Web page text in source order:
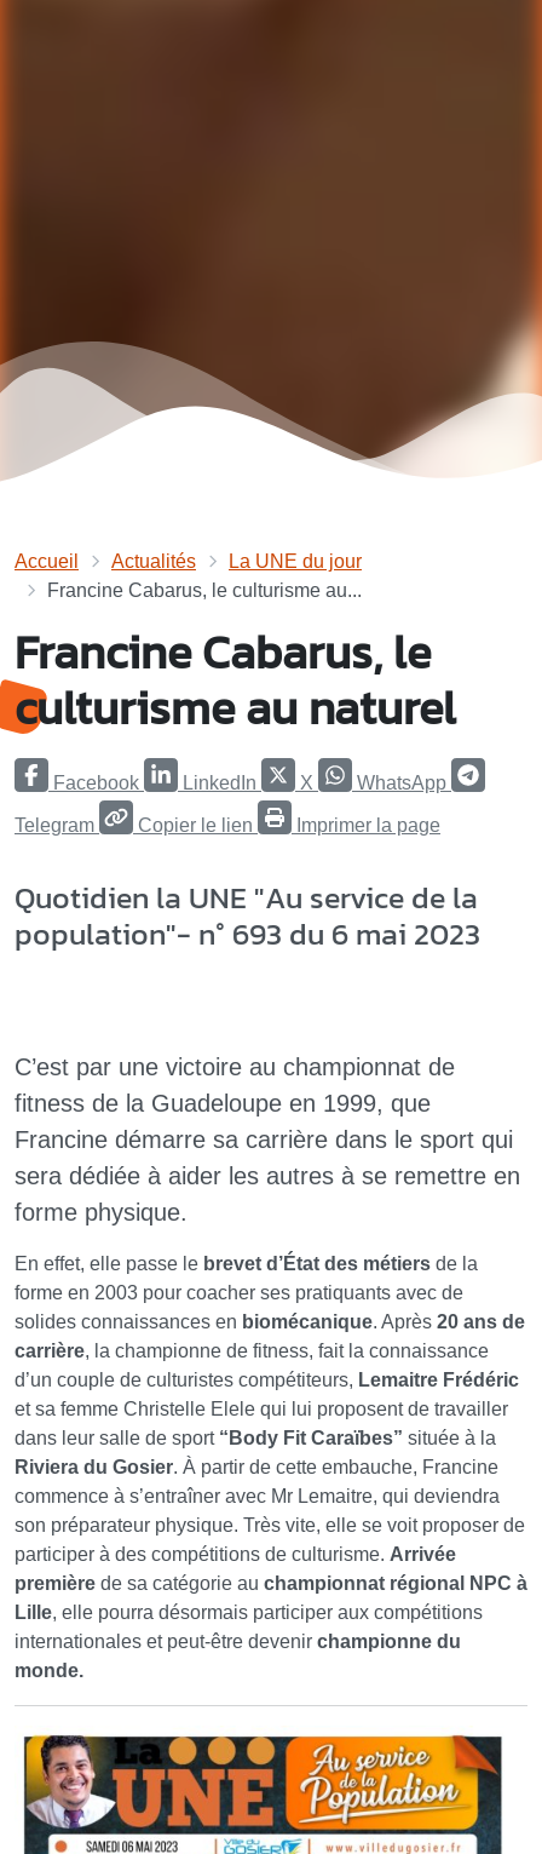
Accueil Actualités
La UNE du jour
Francine Cabarus, le culturisme au...
Francine Cabarus, le
culturisme au naturel
Facebook LinkedIn X WhatsApp
Telegram Copier le lien Imprimer la page
Quotidien la UNE "Au service de la
population"- n° 693 du 6 mai 2023
C’est par une victoire au championnat de
fitness de la Guadeloupe en 1999, que
Francine démarre sa carrière dans le sport qui
sera dédiée à aider les autres à se remettre en
forme physique.
En effet, elle passe le brevet d’État des métiers de la
forme en 2003 pour coacher ses pratiquants avec de
solides connaissances en biomécanique. Après 20 ans de
carrière, la championne de fitness, fait la connaissance
d’un couple de culturistes compétiteurs, Lemaitre Frédéric
et sa femme Christelle Elele qui lui proposent de travailler
dans leur salle de sport “Body Fit Caraïbes” située à la
Riviera du Gosier. À partir de cette embauche, Francine
commence à s’entraîner avec Mr Lemaitre, qui deviendra
son préparateur physique. Très vite, elle se voit proposer de
participer à des compétitions de culturisme. Arrivée
première de sa catégorie au championnat régional NPC à
Lille, elle pourra désormais participer aux compétitions
internationales et peut-être devenir championne du
monde.